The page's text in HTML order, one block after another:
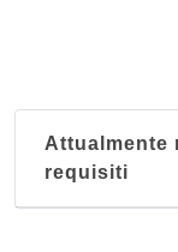
Attualmente
requisiti